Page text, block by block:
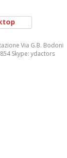
Via G.B. Bodoni
Skype: ydactors